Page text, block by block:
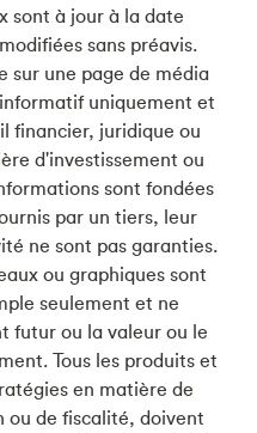
sont à jour à la date
sans préavis.
sur une page de média
uniquement et
financier, juridique ou
d'investissement ou
sont fondées
par un tiers, leur
ne sont pas garanties.
ou graphiques sont
seulement et ne
futur ou la valeur ou le
Tous les produits et
en matière de
ou de fiscalité, doivent